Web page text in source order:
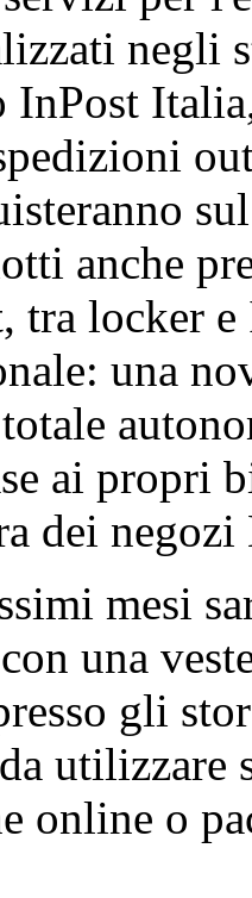
negli
InPost
anche
tra locker
una
ai propri
dei
mesi
una
gli
utilizzare
online o